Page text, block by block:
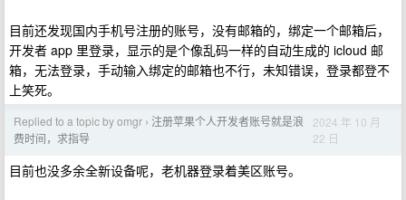
目前还发现国内手机号注册的账号，没有邮箱的，绑定一个邮箱后，
开发者 app 里登录，显示的是个像乱码一样的自动生成的 icloud 邮
箱，无法登录，手动输入绑定的邮箱也不行，未知错误，登录都登不
上笑死。
Replied to a topic by omgr › 注册苹果个人开发者账号就是浪
费时间，求指导
2024 年 10 月
22 日
目前也没多余全新设备呢，老机器登录着美区账号。